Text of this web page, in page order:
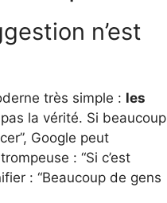
n’est
très simple : les
la vérité. Si beaucoup
Google peut
: “Si c’est
: “Beaucoup de gens